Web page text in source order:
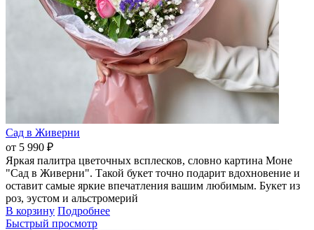
Сад в Живерни
от 5 990 ₽
Яркая палитра цветочных всплесков, словно картина Моне
"Сад в Живерни". Такой букет точно подарит вдохновение и
оставит самые яркие впечатления вашим любимым. Букет из
роз, эустом и альстромерий
В корзину Подробнее
Быстрый просмотр